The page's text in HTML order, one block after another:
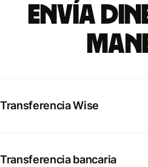
Envía
Transferencia Wise
Transferencia bancaria